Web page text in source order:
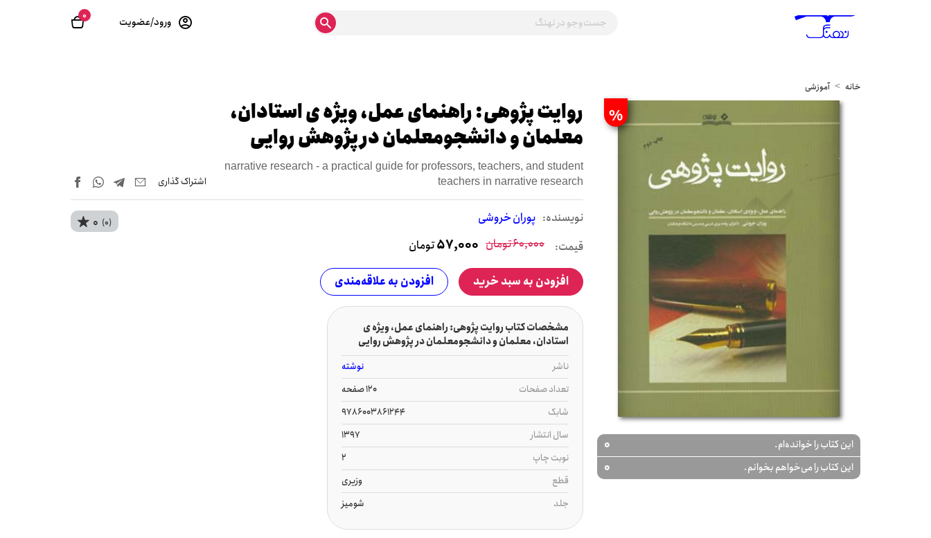
0 ورود/عضویت
خانه آموزشی
%
این کتاب را خوانده‌ام. 0
این کتاب را می‌خواهم بخوانم. 0
روایت پژوهی: راهنمای عمل، ویژه ی استادان،
معلمان و دانشجومعلمان در پژوهش روایی
narrative research - a practical guide for professors, teachers, and student
teachers in narrative research
اشتراک‌ گذاری
نويسنده: پوران خروشی 0 (0)
قیمت: 60,000تومان 57,000تومان
افزودن به سبد خرید افزودن به علاقه‌مندی
مشخصات کتاب روایت پژوهی: راهنمای عمل، ویژه ی
استادان، معلمان و دانشجومعلمان در پژوهش روایی
ناشر
نوشته
تعداد صفحات
120 صفحه
شابک
9786003861244
سال انتشار
1397
نوبت چاپ
2
قطع
وزیری
جلد
شومیز